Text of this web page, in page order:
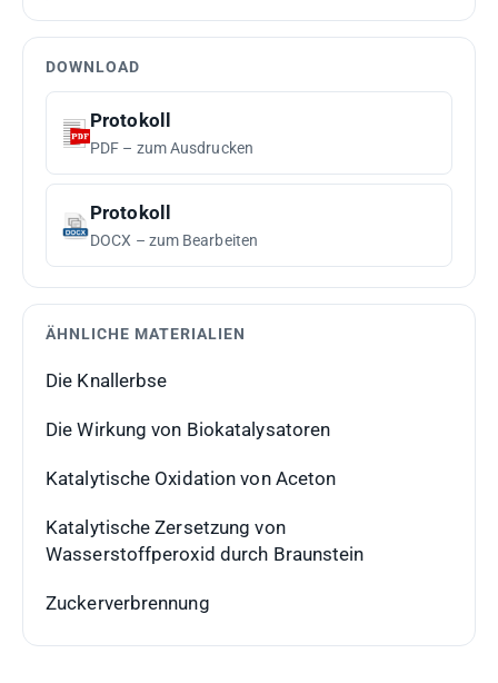
DOWNLOAD
Protokoll
PDF – zum Ausdrucken
Protokoll
DOCX – zum Bearbeiten
ÄHNLICHE MATERIALIEN
Die Knallerbse
Die Wirkung von Biokatalysatoren
Katalytische Oxidation von Aceton
Katalytische Zersetzung von
Wasserstoffperoxid durch Braunstein
Zuckerverbrennung